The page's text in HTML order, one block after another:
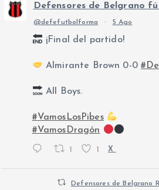
Defensores de Belgrano
@defefutbolforma · 5 Ago
¡Final del partido!
Almirante Brown 0-0
All Boys.
#VamosLosPibes
#VamosDragón
1 1 X
Defensores de Belgrano